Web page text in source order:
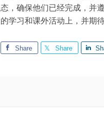
态，确保他们已经完成，并
的学习和课外活动上，并期
Share Share